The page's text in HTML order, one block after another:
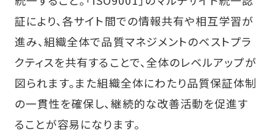
証により、各サイト間での情報共有や相互学習が
進み、組織全体で品質マネジメントのベストプラ
クティスを共有することで、全体のレベルアップが
図られます。また組織全体にわたり品質保証体制
の一貫性を確保し、継続的な改善活動を促進す
ることが容易になります。